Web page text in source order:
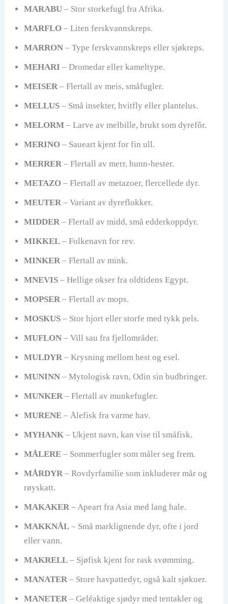
MARABU– Stor storkefugl fra Afrika.
MARFLO– Liten ferskvannskreps.
MARRON– Type ferskvannskreps eller sjøkreps.
MEHARI – Dromedar eller kameltype.
MEISER– Flertall av meis, småfugler.
MELLUS– Små insekter, hvitfly eller plantelus.
MELORM– Larve av melbille, brukt som dyrefôr.
MERINO– Saueart kjent for fin ull.
MERRER– Flertall av merr, hunn-hester.
METAZO– Flertall av metazoer, flercellede dyr.
MEUTER– Variant av dyreflokker.
MIDDER– Flertall av midd, små edderkoppdyr.
MIKKEL– Folkenavn for rev.
MINKER– Flertall av mink.
MNEVIS– Hellige okser fra oldtidens Egypt.
MOPSER– Flertall av mops.
MOSKUS– Stor hjort eller storfe med tykk pels.
MUFLON– Vill sau fra fjellområder.
MULDYR– Krysning mellom hest og esel.
MUNINN– Mytologisk ravn, Odin sin budbringer.
MUNKER– Flertall av munkefugler.
MURENE– Ålefisk fra varme hav.
MYHANK– Ukjent navn, kan vise til småfisk.
MÅLERE– Sommerfugler som måler seg frem.
MÅRDYR– Rovdyrfamilie som inkluderer mår og
røyskatt.
MAKAKER– Apeart fra Asia med lang hale.
MAKKNÅL– Små marklignende dyr, ofte i jord
eller vann.
MAKRELL– Sjøfisk kjent for rask svømming.
MANATER– Store havpattedyr, også kalt sjøkuer.
MANETER– Geléaktige sjødyr med tentakler og